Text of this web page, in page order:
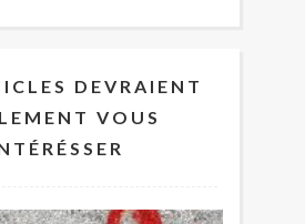
DEVRAIENT
VOUS